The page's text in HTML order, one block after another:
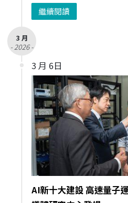
繼續閱讀
3 月
- 2026 -
3 月 6日
AI新十大建設 高速量子